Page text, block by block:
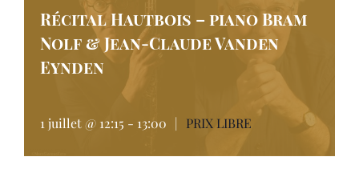
Récital Hautbois – piano Bram
Nolf & Jean-Claude Vanden
Eynden
1 juillet @ 12:15 - 13:00 | PRIX LIBRE